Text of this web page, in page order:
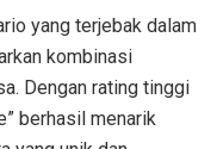
yang terjebak dalam
kombinasi
Dengan rating tinggi
berhasil menarik